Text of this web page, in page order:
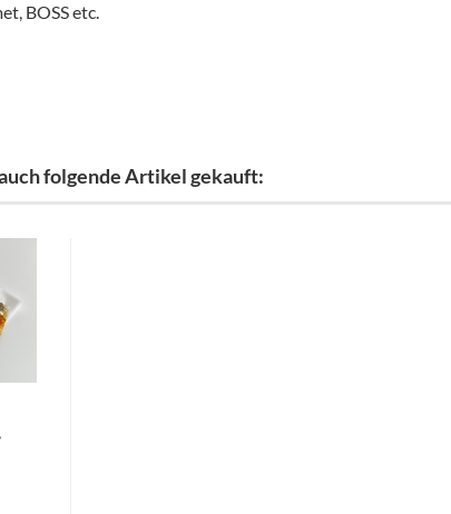
BOSS etc.
folgende Artikel gekauft: